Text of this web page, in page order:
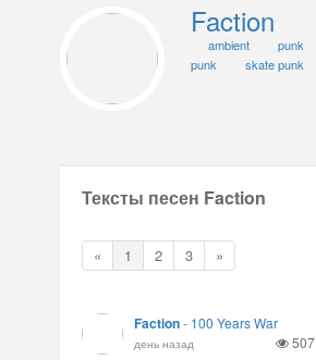
Faction
ambient punk
punk
skate punk
Тексты песен Faction
« 1 2 3 »
Faction- 100 Years War
день назад 507